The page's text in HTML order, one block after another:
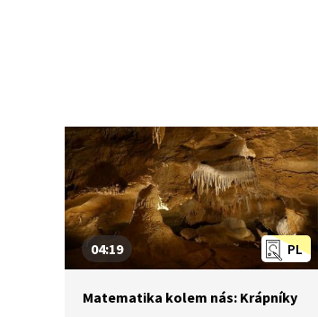
PL
04:19
Matematika kolem nás: Krápníky